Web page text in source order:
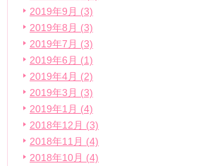
2019年9月 (3)
2019年8月 (3)
2019年7月 (3)
2019年6月 (1)
2019年4月 (2)
2019年3月 (3)
2019年1月 (4)
2018年12月 (3)
2018年11月 (4)
2018年10月 (4)